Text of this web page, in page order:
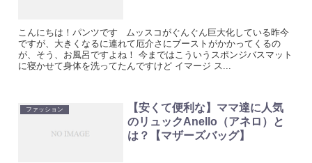
こんにちは！パンツです ムッスコがぐんぐん巨大化している昨今
ですが、大きくなるに連れて厄介さにブーストがかかってくるの
が、そう、お風呂ですよね！ 今まではこういうスポンジバスマット
に寝かせて身体を洗ってたんですけど イマージ ス...
ファッション
【安くて便利な】ママ達に人気
のリュックAnello（アネロ）と
は？【マザーズバッグ】